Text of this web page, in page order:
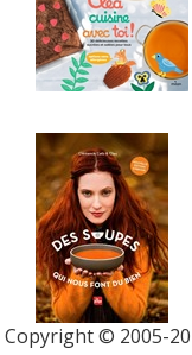
Copyright © 2005-